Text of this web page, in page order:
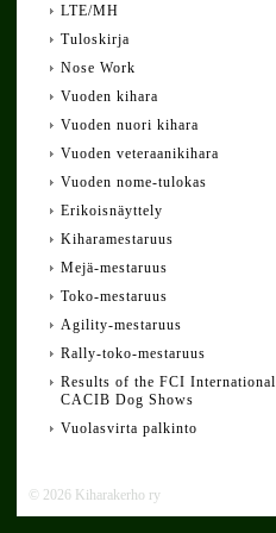
LTE/MH
Tuloskirja
Nose Work
Vuoden kihara
Vuoden nuori kihara
Vuoden veteraanikihara
Vuoden nome-tulokas
Erikoisnäyttely
Kiharamestaruus
Mejä-mestaruus
Toko-mestaruus
Agility-mestaruus
Rally-toko-mestaruus
Results of the FCI International
CACIB Dog Shows
Vuolasvirta palkinto
© 2026 Kiharakerho ry